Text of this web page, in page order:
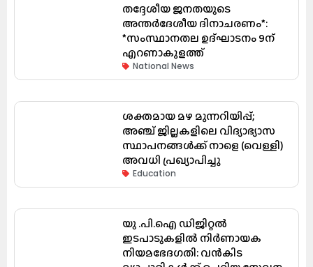
തദ്ദേശീയ ജനതയുടെ
അന്തർദേശീയ ദിനാചരണം*:
*സംസ്ഥാനതല ഉദ്ഘാടനം 9ന്
എറണാകുളത്ത്
National News
ശക്തമായ മഴ മുന്നറിയിപ്പ്;
അഞ്ച് ജില്ലകളിലെ വിദ്യാഭ്യാസ
സ്ഥാപനങ്ങൾക്ക് നാളെ (വെള്ളി)
അവധി പ്രഖ്യാപിച്ചു
Education
യു .പി.ഐ ഡിജിറ്റൽ
ഇടപാടുകളിൽ നിർണായക
നിയമഭേദഗതി: വൻകിട